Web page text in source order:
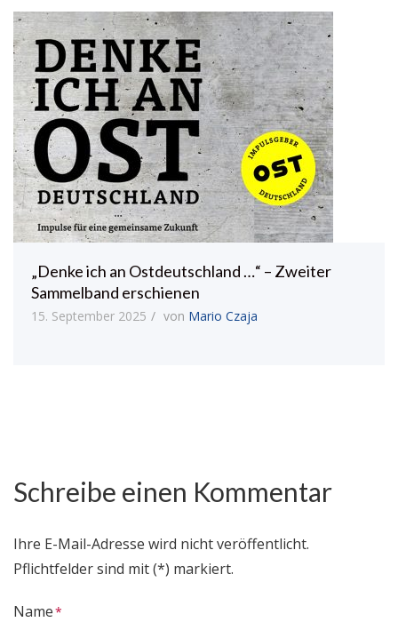
„Denke ich an Ostdeutschland …“ – Zweiter
Sammelband erschienen
15. September 2025 von Mario Czaja
Schreibe einen Kommentar
Ihre E-Mail-Adresse wird nicht veröffentlicht.
Pflichtfelder sind mit (*) markiert.
Name